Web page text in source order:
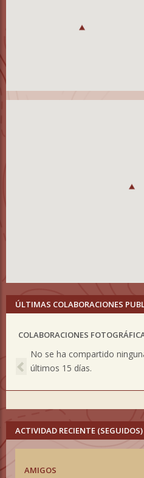
ÚLTIMAS COLABORACIONES
COLABORACIONES
No se ha compartido
últimos 15 días.
Previous
ACTIVIDAD RECIENTE (SEGUIDOS)
AMIGOS